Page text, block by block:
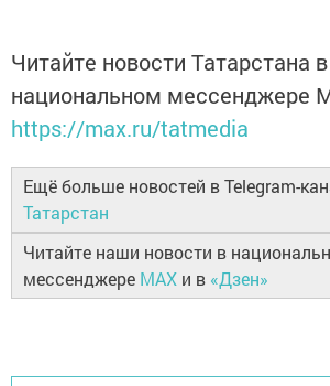
Читайте новости Татарстана в
национальном мессенджере
https://max.ru/tatmedia
Ещё больше новостей в Telegram-
Татарстан
Читайте наши новости в
мессенджере MAX и в «Дзен»